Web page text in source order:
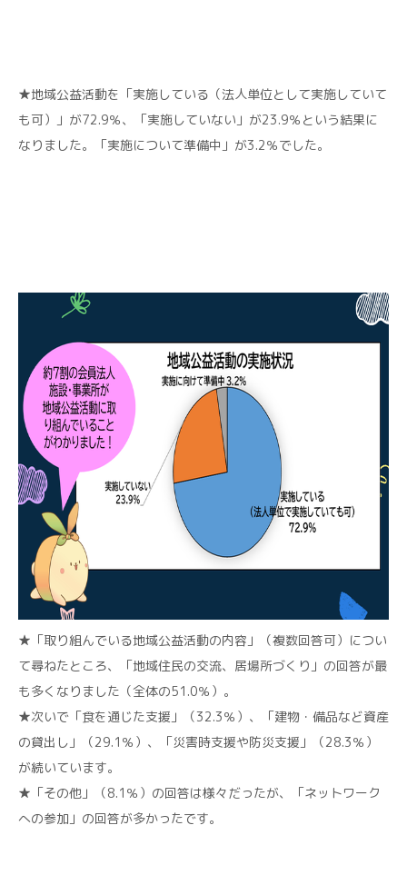
★地域公益活動を「実施している（法人単位として実施していて
も可）」が72.9％、「実施していない」が23.9％という結果に
なりました。「実施について準備中」が3.2％でした。
★「取り組んでいる地域公益活動の内容」（複数回答可）につい
て尋ねたところ、「地域住民の交流、居場所づくり」の回答が最
も多くなりました（全体の51.0％）。
★次いで「食を通じた支援」（32.3％）、「建物・備品など資産
の貸出し」（29.1％）、「災害時支援や防災支援」（28.3％）
が続いています。
★「その他」（8.1％）の回答は様々だったが、「ネットワーク
への参加」の回答が多かったです。